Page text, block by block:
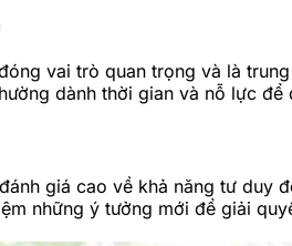
vai trò quan trọng và là
dành thời gian và nỗ lực
giá cao về khả năng tư duy
những ý tưởng mới để giải